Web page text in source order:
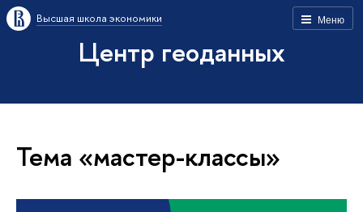
Меню
Высшая школа экономики
Центр геоданных
Тема «мастер-классы»